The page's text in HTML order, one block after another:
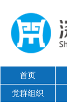
首页
党群组织